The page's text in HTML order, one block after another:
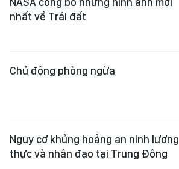
nhất về Trái đất
Chủ động phòng ngừa
Nguy cơ khủng hoảng an ninh lương
thực và nhân đạo tại Trung Đông